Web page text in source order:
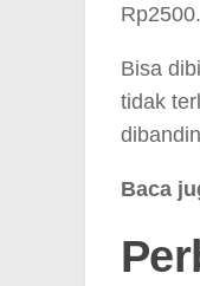
Rp2500.
Bisa
tidak
Baca